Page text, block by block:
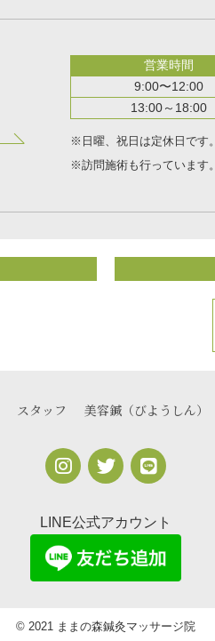
営業時間
9:00〜12:00
13:00～18:00
※日曜、祝日は定休日です。
※訪問施術も行っています。
スタッフ 美容鍼（びようしん）
LINE公式アカウント
© 2021 ままの森鍼灸マッサージ院